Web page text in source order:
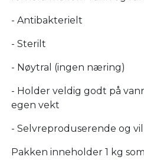
- Antibakterielt
- Sterilt
- Nøytral (ingen næring)
- Holder veldig godt på
egen vekt
- Selvreproduserende og
Pakken inneholder 1 kg